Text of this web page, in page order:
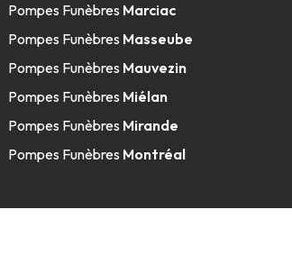
Pompes Funèbres Marciac
Pompes Funèbres Masseube
Pompes Funèbres Mauvezin
Pompes Funèbres Miélan
Pompes Funèbres Mirande
Pompes Funèbres Montréal